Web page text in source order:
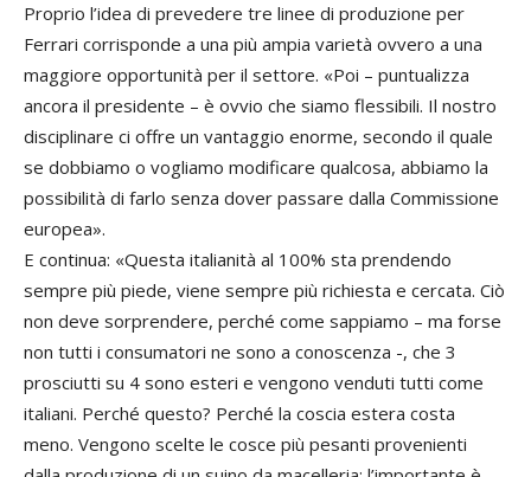
Proprio l’idea di prevedere tre linee di produzione per
Ferrari corrisponde a una più ampia varietà ovvero a una
maggiore opportunità per il settore. «Poi – puntualizza
ancora il presidente – è ovvio che siamo flessibili. Il nostro
disciplinare ci offre un vantaggio enorme, secondo il quale
se dobbiamo o vogliamo modificare qualcosa, abbiamo la
possibilità di farlo senza dover passare dalla Commissione
europea».
E continua: «Questa italianità al 100% sta prendendo
sempre più piede, viene sempre più richiesta e cercata. Ciò
non deve sorprendere, perché come sappiamo – ma forse
non tutti i consumatori ne sono a conoscenza -, che 3
prosciutti su 4 sono esteri e vengono venduti tutti come
italiani. Perché questo? Perché la coscia estera costa
meno. Vengono scelte le cosce più pesanti provenienti